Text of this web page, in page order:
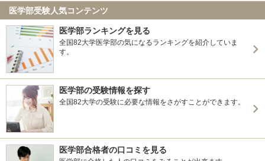
医学部受験人気コンテンツ
医学部ランキングを見る
全国82大学医学部の気になるランキングを紹介していま
す。
医学部の受験情報を探す
全国82大学の受験に必要な情報をさがすことができます。
医学部合格者の口コミを見る